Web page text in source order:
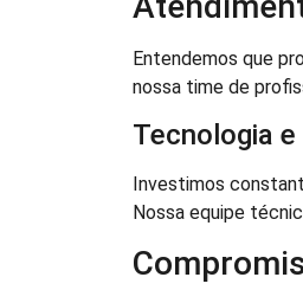
Entendemos que
nossa time de
Tecnologia
Investimos
Nossa equipe